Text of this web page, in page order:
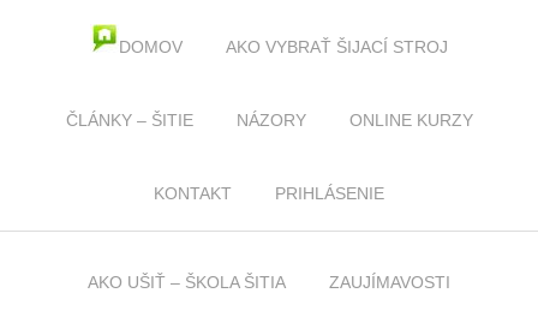
DOMOV AKO VYBRAŤ ŠIJACÍ STROJ
ČLÁNKY – ŠITIE NÁZORY ONLINE KURZY
KONTAKT PRIHLÁSENIE
KURZY ŠITIA
AKO UŠIŤ – ŠKOLA ŠITIA ZAUJÍMAVOSTI